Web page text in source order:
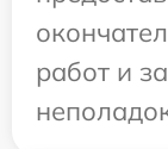
работ и